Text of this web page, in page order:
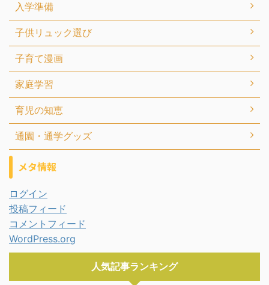
入学準備
子供リュック選び
子育て漫画
家庭学習
育児の知恵
通園・通学グッズ
メタ情報
ログイン
投稿フィード
コメントフィード
WordPress.org
人気記事ランキング